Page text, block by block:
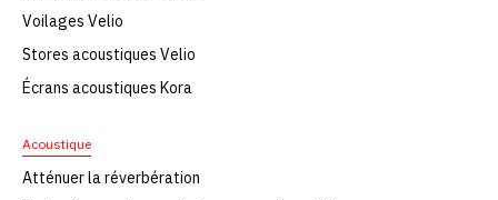
Voilages Velio
Stores acoustiques Velio
Écrans acoustiques Kora
Acoustique
Atténuer la réverbération